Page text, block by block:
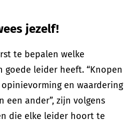
jezelf!
te bepalen welke
goede leider heeft. “Knopen
en waardering
een ander”, zijn volgens
die elke leider hoort te